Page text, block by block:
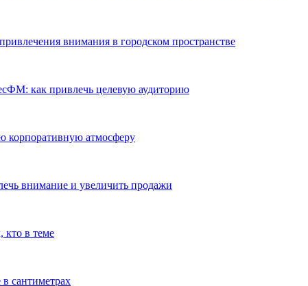
внимания в городском пространстве
как привлечь целевую аудиторию
корпоративную атмосферу
внимание и увеличить продажи
в теме
сантиметрах